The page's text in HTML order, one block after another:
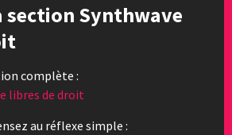
section Synthwave
complète :
libres de droit
au réflexe simple :